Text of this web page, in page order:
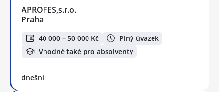
APROFES,s.r.o.
Praha
40 000 – 50 000 Kč
Plný úvazek
Vhodné také pro absolventy
dnešní